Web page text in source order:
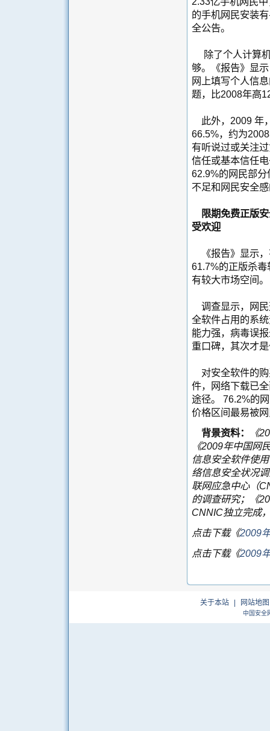
的手机网民安装
全公告。
除了个人计算
够。《报告》显
网上填写个人信
题，比2008年高
此外， 2009 年
66.5%，约为
有听说过或关注
信任或基本信任
62.9%的网民部分
不足和网民安全
限期免费正版安
受欢迎
《报告》显示，
61.7%的正版杀
有较大市场空间。
调查显示，网民
全软件占用的系
能力强，病毒误
重口碑，其次才
对安全软件的购
件，网络下载已
途径。 76.2%的
价格区间最易被
背景资料：
《
《2009年中国网
信息安全软件使
络信息安全状况
联网应急中心（
的调查研究；《
CNNIC独立完成
点击下载《2009
点击下载《2009
关于本站 网站地图
中国安全